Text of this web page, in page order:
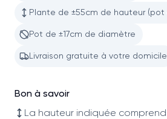
Plante de ±55cm de hauteur (pot
Pot de ±17cm de diamètre
Livraison gratuite à votre domicile
Bon à savoir
La hauteur indiquée